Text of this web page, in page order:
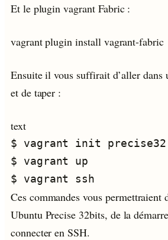
Et le plugin vagrant Fabric :
vagrant plugin install vagrant-fabric
Ensuite il vous suffirait d’aller dans
et de taper :
text
$ vagrant init
$ vagrant up
Ces commandes vous
Ubuntu Precise 32bits, de la
connecter en SSH.